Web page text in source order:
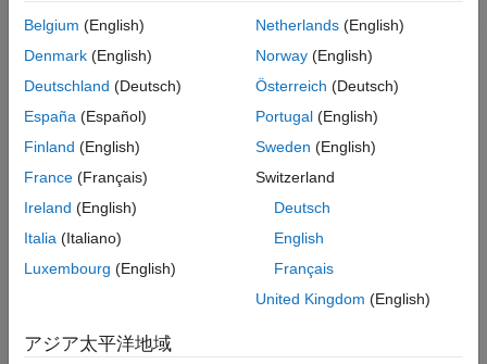
む ROS パッケージ フォルダー内に指定されます。msg
ーには、すべてのカスタム メッセージ タイプ定義が含まれてい
ます。たとえば、
rosCustomMessages フォルダーにある
おりです。
このパッケージにはカスタム メッセージ タイプNum.msgが含ま
Belgium (English)
Denmark (English)
Deutschland (Deutsch)
España (Español)
Finland (English)
France (Français)
Ireland (English)
Italia (Italiano)
Luxembourg (English)
Netherlands(English)
Norway(English)
Österreich (Deutsch)
Portugal(English)
Sweden (English)
Switzerland
Deutsch
English
Français
United Kingdom (English)
アジア太平洋地域